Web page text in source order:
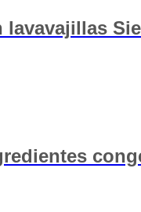
lavavajillas